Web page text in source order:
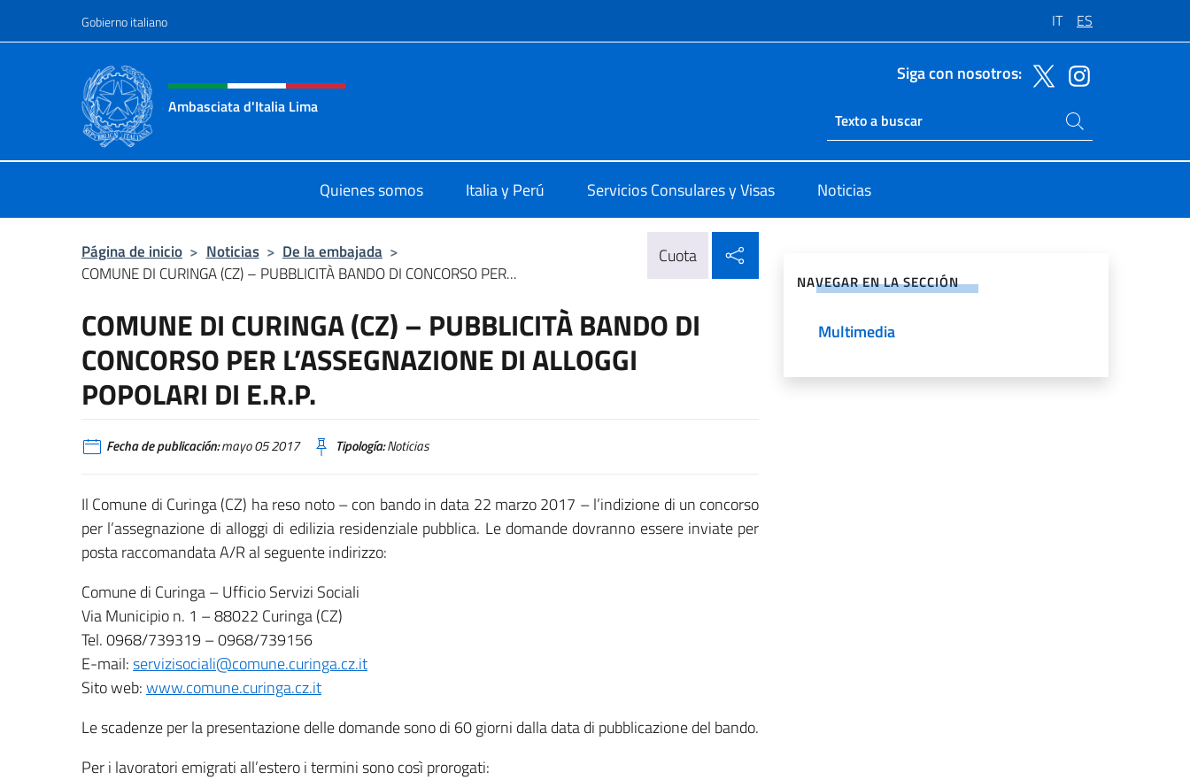
Gobierno italiano IT ES
Encabezado del sitio web, redes sociales y menú
Ambasciata d'Italia Lima
Siga con nosotros:
Ricerca sito live
Buscar en el sitio
Quienes somos Italia y Perú Servicios Consulares y Visas Noticias
Página de inicio > Noticias > De la embajada >
COMUNE DI CURINGA (CZ) – PUBBLICITÀ BANDO DI CONCORSO PER...
Cuota
COMUNE DI CURINGA (CZ) – PUBBLICITÀ BANDO DI
CONCORSO PER L’ASSEGNAZIONE DI ALLOGGI
POPOLARI DI E.R.P.
Fecha de publicación:mayo 05 2017 Tipología:Noticias
Il Comune di Curinga (CZ) ha reso noto – con bando in data 22 marzo 2017 – l’indizione di un concorso
per l’assegnazione di alloggi di edilizia residenziale pubblica. Le domande dovranno essere inviate per
posta raccomandata A/R al seguente indirizzo:
Comune di Curinga – Ufficio Servizi Sociali
Via Municipio n. 1 – 88022 Curinga (CZ)
Tel. 0968/739319 – 0968/739156
E-mail:servizisociali@comune.curinga.cz.it
Sito web:www.comune.curinga.cz.it
Le scadenze per la presentazione delle domande sono di 60 giorni dalla data di pubblicazione del bando.
Per i lavoratori emigrati all’estero i termini sono così prorogati:
NAVEGAR EN LA SECCIÓN
Multimedia